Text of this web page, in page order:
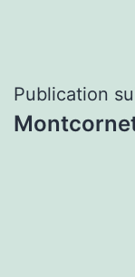
de
Publication